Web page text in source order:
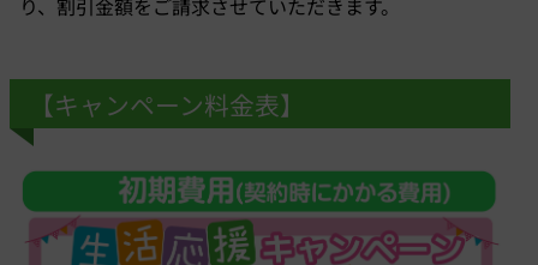
り、割引金額をご請求させていただきます。
【キャンペーン料金表】